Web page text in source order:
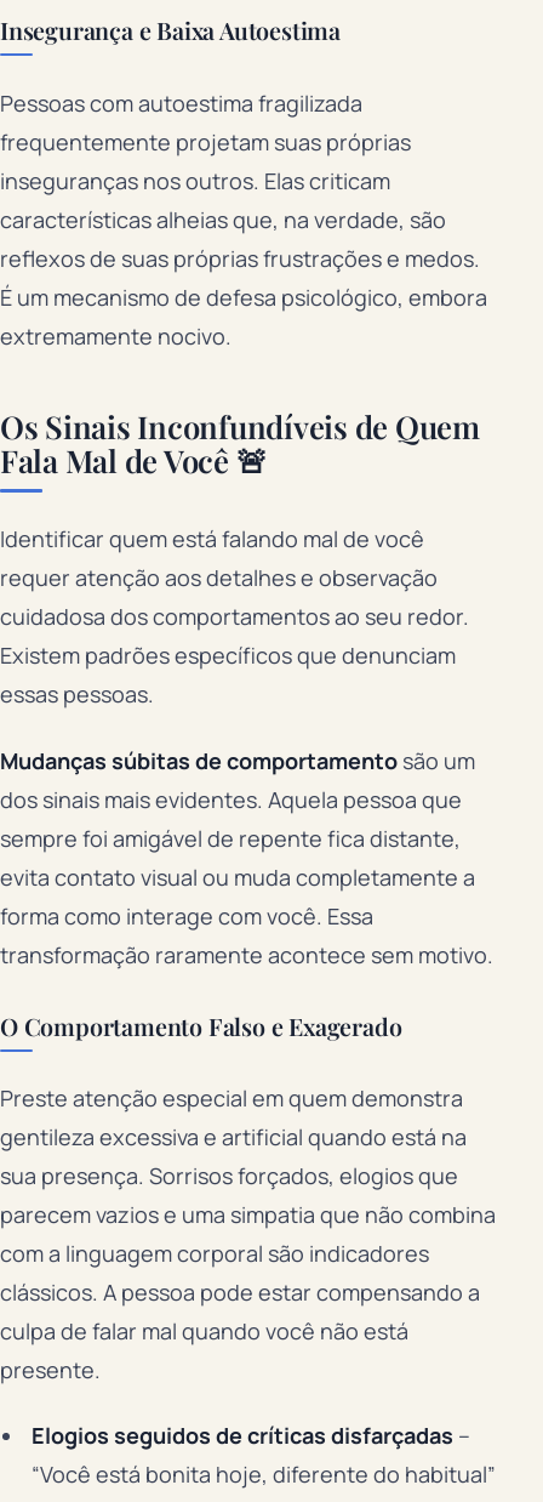
Insegurança e Baixa Autoestima
Pessoas com autoestima fragilizada
frequentemente projetam suas próprias
inseguranças nos outros. Elas criticam
características alheias que, na verdade, são
reflexos de suas próprias frustrações e medos.
É um mecanismo de defesa psicológico, embora
extremamente nocivo.
Os Sinais Inconfundíveis de Quem
Fala Mal de Você 🚨
Identificar quem está falando mal de você
requer atenção aos detalhes e observação
cuidadosa dos comportamentos ao seu redor.
Existem padrões específicos que denunciam
essas pessoas.
Mudanças súbitas de comportamento são um
dos sinais mais evidentes. Aquela pessoa que
sempre foi amigável de repente fica distante,
evita contato visual ou muda completamente a
forma como interage com você. Essa
transformação raramente acontece sem motivo.
O Comportamento Falso e Exagerado
Preste atenção especial em quem demonstra
gentileza excessiva e artificial quando está na
sua presença. Sorrisos forçados, elogios que
parecem vazios e uma simpatia que não combina
com a linguagem corporal são indicadores
clássicos. A pessoa pode estar compensando a
culpa de falar mal quando você não está
presente.
Elogios seguidos de críticas disfarçadas –
“Você está bonita hoje, diferente do habitual”